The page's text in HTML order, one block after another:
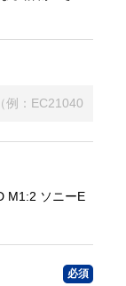
M1:2 ソニーE